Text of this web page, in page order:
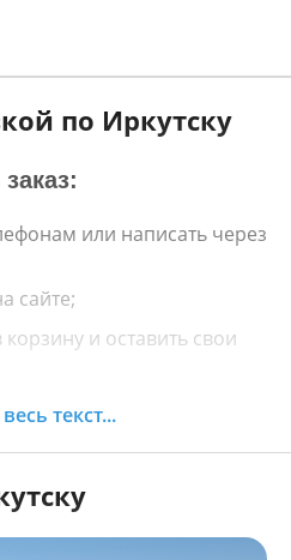
по Иркутску
или написать через
сайте;
и оставить свои
с Вами в течение 30
картой, кредитной
текст...